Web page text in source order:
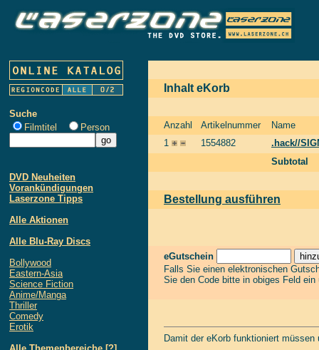
Suche
Filmtitel
Person
DVD Neuheiten
Vorankündigungen
Laserzone Tipps
Alle Aktionen
Alle Blu-Ray Discs
Bollywood
Eastern-Asia
Science Fiction
Anime/Manga
Thriller
Comedy
Erotik
Inhalt eKorb
Anzahl Artikelnummer
Name
1
1554882
.hack//
Subtotal
Bestellung ausführen
eGutschein
Falls Sie einen elektronischen
Sie den Code bitte in obiges Feld
Damit der eKorb funktioniert